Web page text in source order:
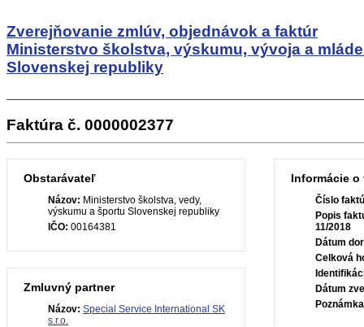
Zverejňovanie zmlúv, objednávok a faktúr
Ministerstvo školstva, výskumu, vývoja a
Slovenskej republiky
Faktúra č. 0000002377
Obstarávateľ
Názov: Ministerstvo školstva, vedy,
výskumu a športu Slovenskej republiky
IČO: 00164381
Zmluvný partner
Názov: Special Service International SK
s.r.o.
Informácie o
Číslo
Popis
11/2018
Dátum
Celková
Dátum